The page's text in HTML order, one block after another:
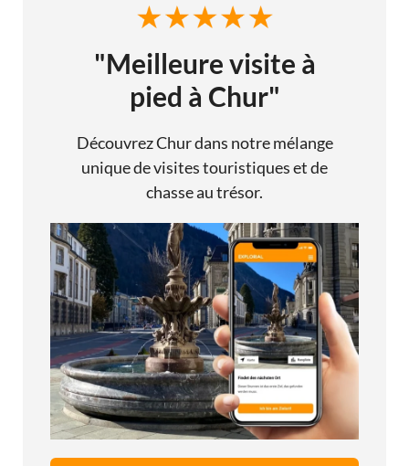
"Meilleure visite à
pied à Chur"
Découvrez Chur dans notre mélange
unique de visites touristiques et de
chasse au trésor.